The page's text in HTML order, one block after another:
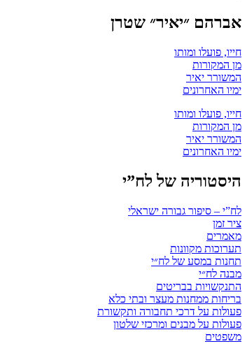
אברהם ״יאיר״ שטרן
חייו, פועלו ומותו
מן המקורות
המשורר יאיר
ימיו האחרונים
חייו, פועלו ומותו
מן המקורות
המשורר יאיר
ימיו האחרונים
היסטוריה של לח”י
לח”י – סיפור גבורה ישראלי
ציר זמן
מאמרים
תערוכות מקוונות
תחנות במסע של לח״י
מבנה לח״י
התנקשויות בבריטים
בריחות ממחנות מעצר ובתי כלא
פעולות על דרכי תחבורה ותקשורת
פעולות על מבנים ומרכזי שלטון
משפטים